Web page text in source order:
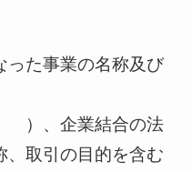
った事業の名称及び
結合の法
、取引の目的を含む